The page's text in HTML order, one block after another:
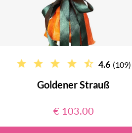
4.6 (109)
Goldener Strauß
€ 103.00